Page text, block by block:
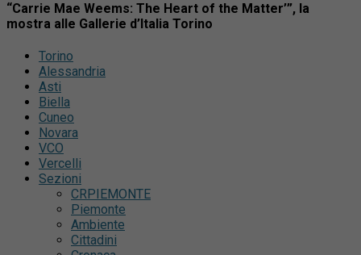
“Carrie Mae Weems: The Heart of the Matter’”, la
mostra alle Gallerie d’Italia Torino
Torino
Alessandria
Asti
Biella
Cuneo
Novara
VCO
Vercelli
Sezioni
CRPIEMONTE
Piemonte
Ambiente
Cittadini